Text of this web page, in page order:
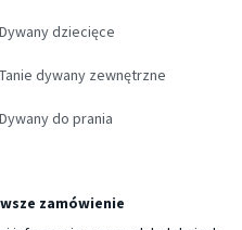
Dywany dziecięce
Tanie dywany zewnętrzne
Dywany do prania
zamówienie